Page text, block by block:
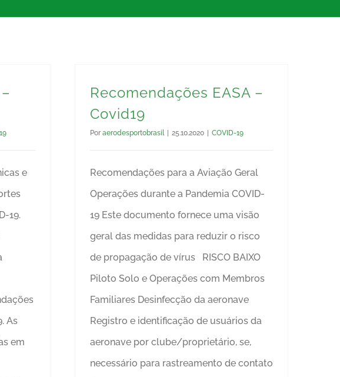
e
19.
As
em
Recomendações EASA –
Covid19
Por aerodesportobrasil 25.10.2020 COVID-19
Recomendações para a Aviação Geral
Operações durante a Pandemia COVID-
19 Este documento fornece uma visão
geral das medidas para reduzir o risco
de propagação de vírus RISCO BAIXO
Piloto Solo e Operações com Membros
Familiares Desinfecção da aeronave
Registro e identificação de usuários da
aeronave por clube/proprietário, se,
necessário para rastreamento de contato